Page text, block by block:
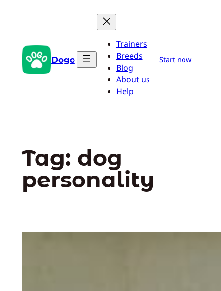
conteúdo Dogo
Trainers
Breeds
Blog
About us
Help
Start now
Tag: dog
personality